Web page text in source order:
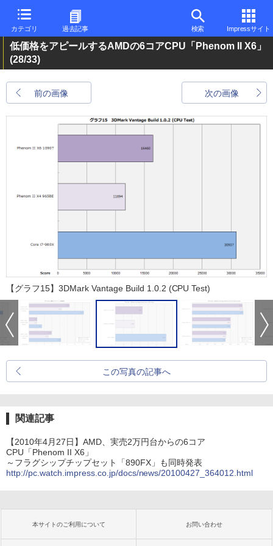
カテゴリ 過去記事 検索 Impressサイト
低価格をアピールするAMDの6コアCPU「Phenom II X6」
(28/33)
前の画像 次の画像
【グラフ15】3DMark Vantage Build 1.0.2 (CPU Test)
この写真の記事へ
関連記事
【2010年4月27日】AMD、実売2万円台からの6コア
CPU「Phenom II X6」
～フラグシップチップセット「890FX」も同時発表
http://pc.watch.impress.co.jp/docs/news/20100427_364012.html
本サイトのご利用について お問い合わせ